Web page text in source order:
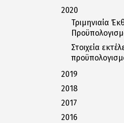
2020
Τριμηνιαία
Στοιχεία
2019
2018
2017
2016